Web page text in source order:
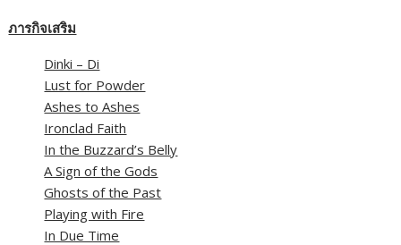
ภารกิจเสริม
Dinki – Di
Lust for Powder
Ashes to Ashes
Ironclad Faith
In the Buzzard’s Belly
A Sign of the Gods
Ghosts of the Past
Playing with Fire
In Due Time